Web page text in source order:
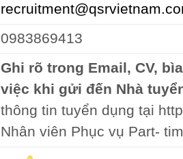
0983869413
Ghi rõ trong Email, CV,
việc khi gửi đến Nhà
thông tin tuyển dụng tại
Nhân viên Phục vụ Part-